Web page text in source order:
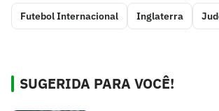
Futebol Internacional Inglaterra
SUGERIDA PARA VOCÊ!